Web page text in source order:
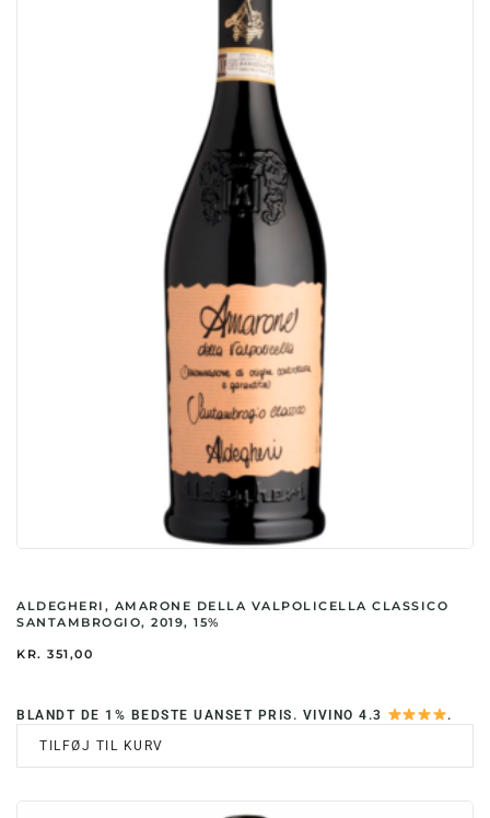
ALDEGHERI, AMARONE DELLA VALPOLICELLA CLASSICO
SANTAMBROGIO, 2019, 15%
KR. 351,00
BLANDT DE 1% BEDSTE UANSET PRIS. VIVINO 4.3
.
TILFØJ TIL KURV